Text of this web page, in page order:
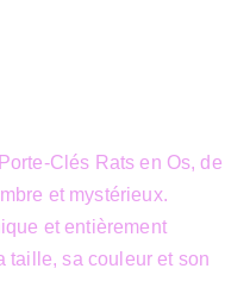
Clés Rats en Os, de
et mystérieux.
et entièrement
taille, sa couleur et son